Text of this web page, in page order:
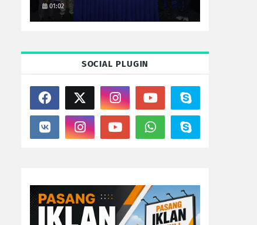
Pascatambang
01:02
SOCIAL PLUGIN